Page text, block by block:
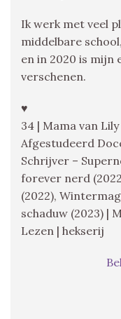
Ik werk met veel
middelbare
en in 2020 is mijn
verschenen.
♥
34 | Mama van
Afgestudeerd
Schrijver –
forever nerd
(2022),
schaduw (2023) |
Lezen | hekserij